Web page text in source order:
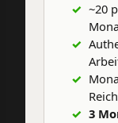
~20
3